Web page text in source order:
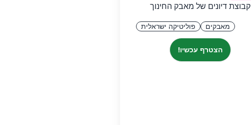
קבוצת דיונים של מאבק החינוך
מאבקים פוליטיקה ישראלית
הצטרף עכשיו!